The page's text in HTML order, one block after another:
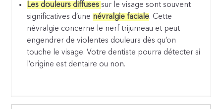
Les douleurs diffusessur le visage sont souvent
significatives d’une névralgie faciale. Cette
névralgie concerne le nerf trijumeau et peut
engendrer de violentes douleurs dès qu’on
touche le visage. Votre dentiste pourra détecter si
l’origine est dentaire ou non.